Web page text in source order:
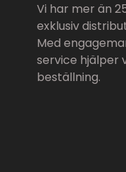
Vi har mer än
exklusiv
Med
service hjälper
beställning.